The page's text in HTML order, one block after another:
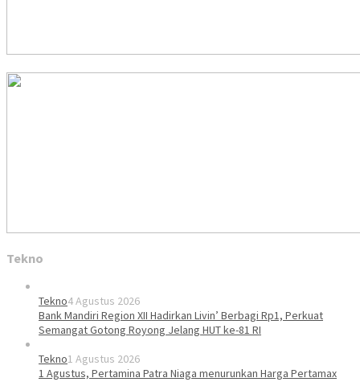
Tekno
Tekno4 Agustus 2026
Bank Mandiri Region XII Hadirkan Livin’ Berbagi Rp1, Perkuat
Semangat Gotong Royong Jelang HUT ke-81 RI
Tekno1 Agustus 2026
1 Agustus, Pertamina Patra Niaga menurunkan Harga Pertamax